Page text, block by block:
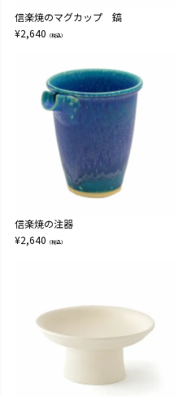
信楽焼のマグカップ 鎬
¥2,640 （税込）
信楽焼の注器
¥2,640 （税込）